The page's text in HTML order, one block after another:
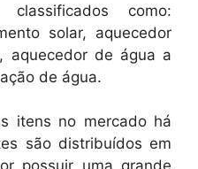
como:
solar, aquecedor
aquecedor de água a
de água.
itens no mercado há
são distribuídos em